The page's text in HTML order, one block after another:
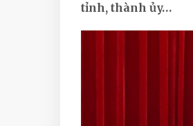
tỉnh, thành ủy…